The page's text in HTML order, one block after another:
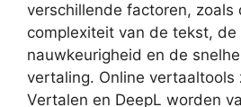
verschillende factoren, zoals
complexiteit van de tekst, de
nauwkeurigheid en de
vertaling. Online vertaaltools
Vertalen en DeepL worden